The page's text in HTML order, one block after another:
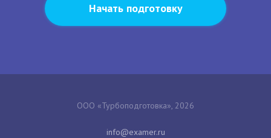
Начать подготовку
ООО «Турбоподготовка», 2026